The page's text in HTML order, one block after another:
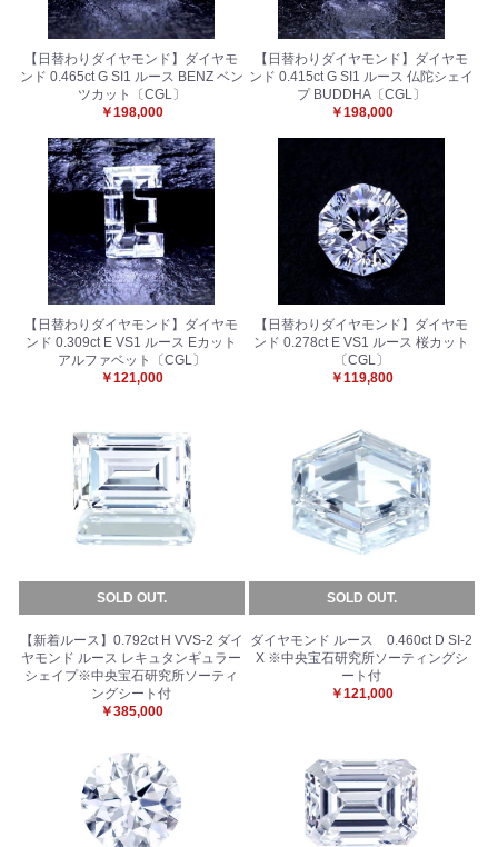
【日替わりダイヤモンド】ダイヤモ
ンド 0.465ct G SI1 ルース BENZ ベン
ツカット〔CGL〕
￥198,000
【日替わりダイヤモンド】ダイヤモ
ンド 0.415ct G SI1 ルース 仏陀シェイ
プ BUDDHA〔CGL〕
￥198,000
【日替わりダイヤモンド】ダイヤモ
ンド 0.309ct E VS1 ルース Eカット
アルファベット〔CGL〕
￥121,000
【日替わりダイヤモンド】ダイヤモ
ンド 0.278ct E VS1 ルース 桜カット
〔CGL〕
￥119,800
SOLD OUT.
【新着ルース】0.792ct H VVS-2 ダイ
ヤモンド ルース レキュタンギュラー
シェイプ※中央宝石研究所ソーティ
ングシート付
￥385,000
SOLD OUT.
ダイヤモンド ルース 0.460ct D SI-2
X ※中央宝石研究所ソーティングシ
ート付
￥121,000
お買い物を続ける カートへ進む